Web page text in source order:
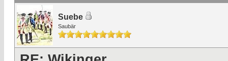
Suebe
Saubär